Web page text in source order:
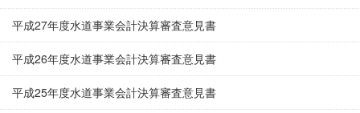
平成27年度水道事業会計決算審査意見書
平成26年度水道事業会計決算審査意見書
平成25年度水道事業会計決算審査意見書